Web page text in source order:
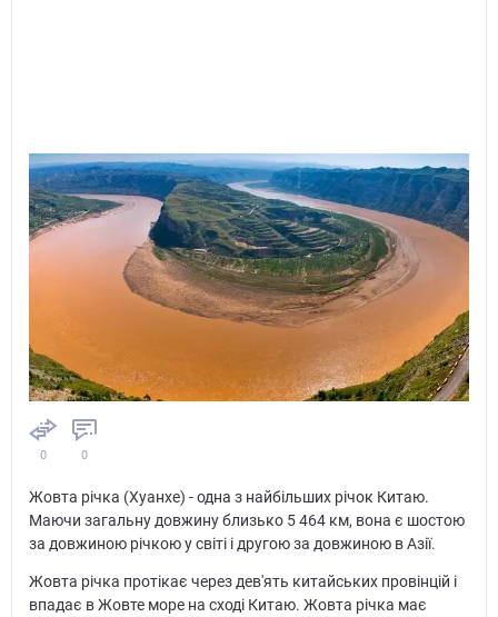
0 0
Жовта річка (Хуанхе) - одна з найбільших річок Китаю.
Маючи загальну довжину близько 5 464 км, вона є шостою
за довжиною річкою у світі і другою за довжиною в Азії.
Жовта річка протікає через дев'ять китайських провінцій і
впадає в Жовте море на сході Китаю. Жовта річка має